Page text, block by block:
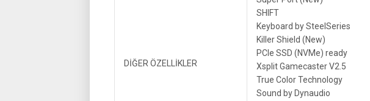
DİĞER ÖZELLİKLER
SHIFT
Keyboard by SteelSeries
Killer Shield (New)
PCIe SSD (NVMe) ready
Xsplit Gamecaster V2.5
True Color Technology
Sound by Dynaudio